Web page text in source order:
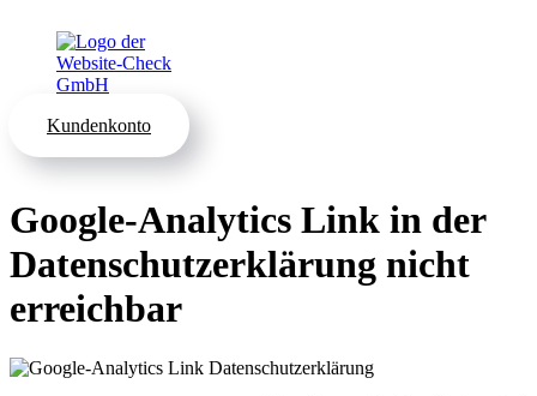
Kundenkonto
Google-Analytics Link in der
Datenschutzerklärung nicht
erreichbar